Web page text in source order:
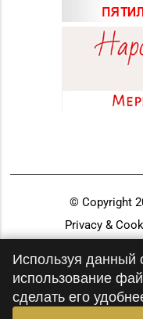
© Copyright
Privacy &
Используя данный
использование
сделать его